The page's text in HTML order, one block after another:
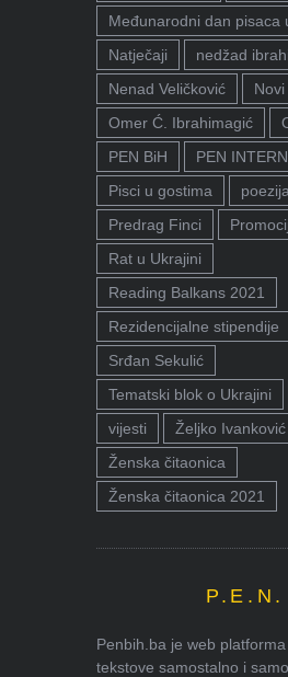
Međunarodni dan pisaca
Natječaji
nedžad
Nenad Veličković
Omer Ć. Ibrahimagić
PEN BiH
PEN
Pisci u gostima
poezija
Predrag Finci
Rat u Ukrajini
Reading Balkans 2021
Rezidencijalne stipendije
Srđan Sekulić
Tematski blok o Ukrajini
vijesti
Željko Ivanković
Ženska čitaonica
Ženska čitaonica 2021
P.E.N.
Penbih.ba je web
tekstove samostalno i